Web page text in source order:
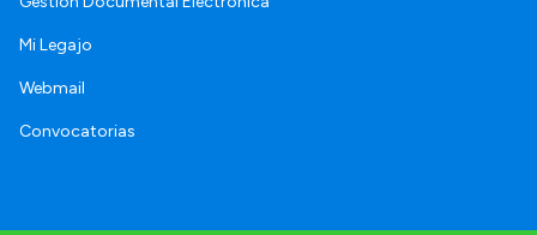
Mi Legajo
Webmail
Convocatorias